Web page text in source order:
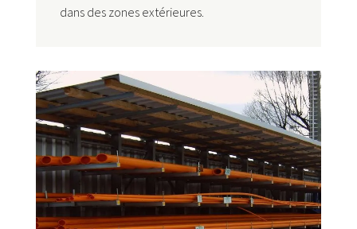
dans des zones extérieures.